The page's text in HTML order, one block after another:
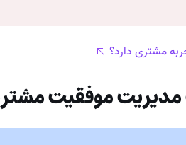
مشتری دارد؟
موفقیت